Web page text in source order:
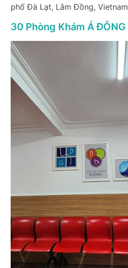
phố Đà Lạt, Lâm Đồng, Vietnam
30 Phòng Khám Á ĐÔNG